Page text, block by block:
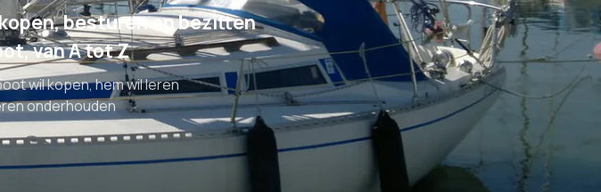
besturen en bezitten
van A tot Z
wil kopen, hem wil leren
onderhouden